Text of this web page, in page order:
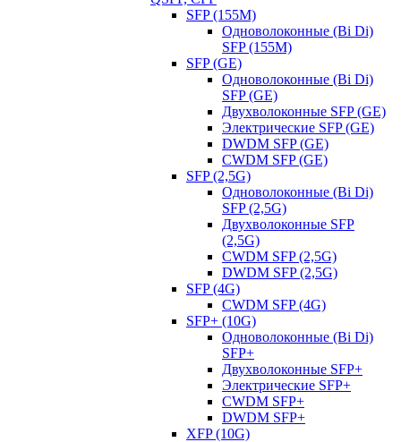
SFP (155M)
Одноволоконные (Bi Di)
SFP (155M)
SFP (GE)
Одноволоконные (Bi Di)
SFP (GE)
Двухволоконные SFP (GE)
Электрические SFP (GE)
DWDM SFP (GE)
CWDM SFP (GE)
SFP (2,5G)
Одноволоконные (Bi Di)
SFP (2,5G)
Двухволоконные SFP
(2,5G)
CWDM SFP (2,5G)
DWDM SFP (2,5G)
SFP (4G)
CWDM SFP (4G)
SFP+ (10G)
Одноволоконные (Bi Di)
SFP+
Двухволоконные SFP+
Электрические SFP+
CWDM SFP+
DWDM SFP+
XFP (10G)